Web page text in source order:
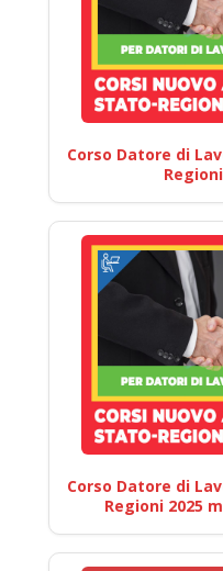
Corso Datore di
Corso Datore di
Regioni 2025